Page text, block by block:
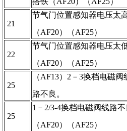
21
节气门位置感知器电压太
（AF20）（AF25）
22
节气门位置感知器电压太
（AF20）（AF25）
25
（AF13）2－3换档电磁阀
路不良。
25
1－2/3-4换档电磁阀线路不
（AF20）（AF25）